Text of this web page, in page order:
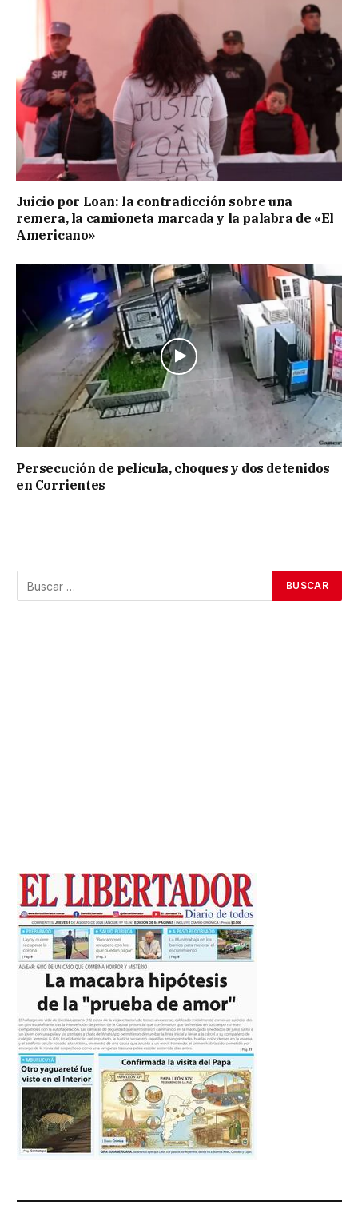
Juicio por Loan: la contradicción sobre una
remera, la camioneta marcada y la palabra de «El
Americano»
Persecución de película, choques y dos detenidos
en Corrientes